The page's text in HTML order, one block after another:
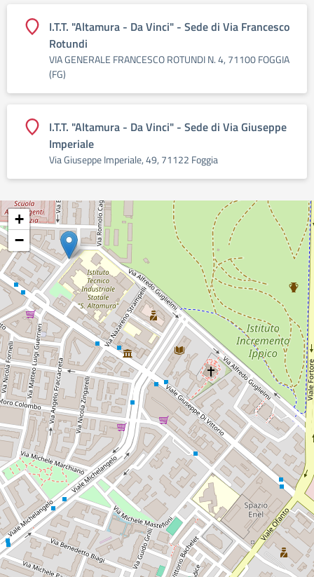
I.T.T. "Altamura - Da Vinci" - Sede di Via Francesco
Rotundi
VIA GENERALE FRANCESCO ROTUNDI N. 4, 71100 FOGGIA
(FG)
I.T.T. "Altamura - Da Vinci" - Sede di Via Giuseppe
Imperiale
Via Giuseppe Imperiale, 49, 71122 Foggia
+
−